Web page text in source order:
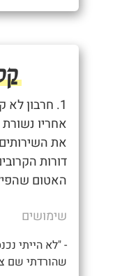
1. חרבון
אחריו
את
דורות
האטום
שימושים
- "לא הייתי
שהורדתי שם